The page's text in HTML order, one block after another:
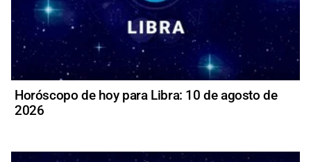
Horóscopo de hoy para Libra: 10 de agosto de
2026